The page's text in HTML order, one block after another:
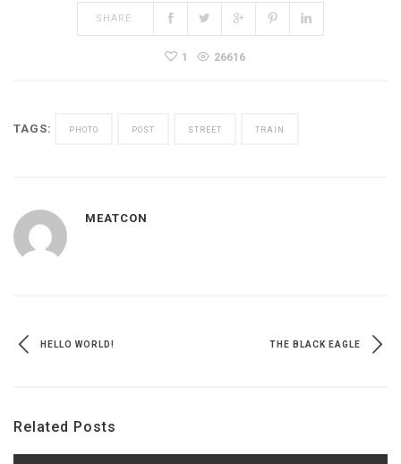
SHARE:
1 26616
TAGS: PHOTO POST STREET TRAIN
MEATCON
HELLO WORLD! THE BLACK EAGLE
Related Posts